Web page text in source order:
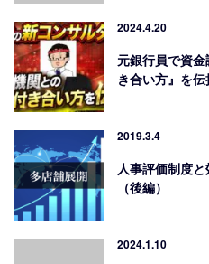
2024.4.20
元銀行員で資
き合い方』を
2019.3.4
人事評価制度
（後編）
2024.1.10